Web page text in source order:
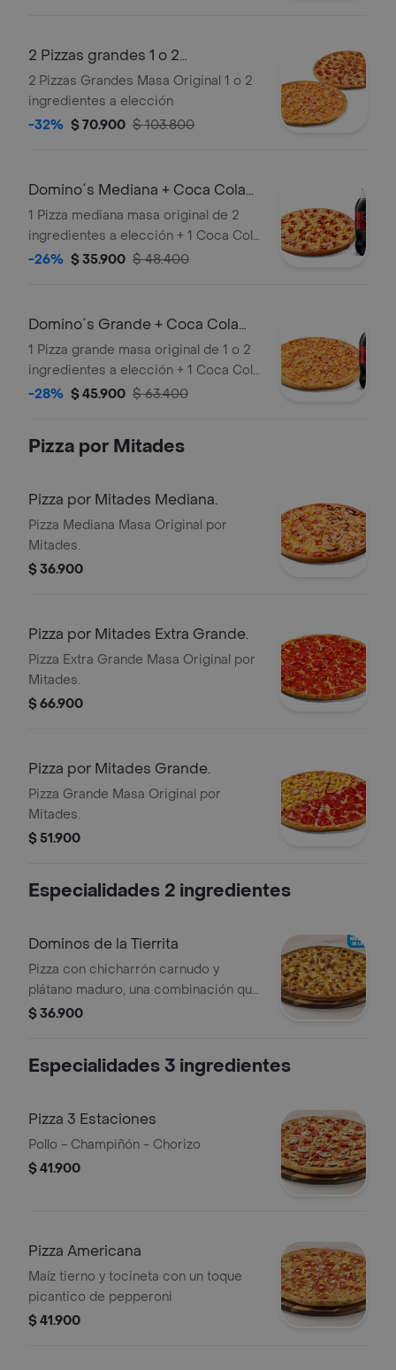
2 Pizzas grandes 1 o 2
ingredientes
2 Pizzas Grandes Masa Original 1 o 2
ingredientes a elección
-32% $ 70.900 $ 103.800
Domino´s Mediana + Coca Cola
Zero 1.5lts
1 Pizza mediana masa original de 2
ingredientes a elección + 1 Coca Cola
Zero 1.5lts.
-26% $ 35.900 $ 48.400
Domino´s Grande + Coca Cola
Zero 1.5lts.
1 Pizza grande masa original de 1 o 2
ingredientes a elección + 1 Coca Cola
Zero 1.5lts.
-28% $ 45.900 $ 63.400
Pizza por Mitades
Pizza por Mitades Mediana.
Pizza Mediana Masa Original por
Mitades.
$ 36.900
Pizza por Mitades Extra Grande.
Pizza Extra Grande Masa Original por
Mitades.
$ 66.900
Pizza por Mitades Grande.
Pizza Grande Masa Original por
Mitades.
$ 51.900
Especialidades 2 ingredientes
Dominos de la Tierrita
Pizza con chicharrón carnudo y
plátano maduro, una combinación que
celebra los sabores de Colombia en
$ 36.900
Especialidades 3 ingredientes
Pizza 3 Estaciones
Pollo - Champiñón - Chorizo
$ 41.900
Pizza Americana
Maíz tierno y tocineta con un toque
picantico de pepperoni
$ 41.900